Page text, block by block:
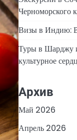
Черноморского
Визы в Индию:
Туры в Шарджу
культурное
Архив
Май 2026
Апрель 2026